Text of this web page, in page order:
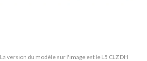
La version du modèle sur l'image est le L5 CLZ DH